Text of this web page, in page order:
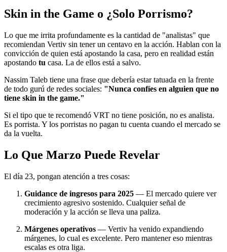
Skin in the Game o ¿Solo Porrismo?
Lo que me irrita profundamente es la cantidad de "analistas" que
recomiendan Vertiv sin tener un centavo en la acción. Hablan con la
convicción de quien está apostando la casa, pero en realidad están
apostando tu casa. La de ellos está a salvo.
Nassim Taleb tiene una frase que debería estar tatuada en la frente
de todo gurú de redes sociales: "Nunca confíes en alguien que no
tiene skin in the game."
Si el tipo que te recomendó VRT no tiene posición, no es analista.
Es porrista. Y los porristas no pagan tu cuenta cuando el mercado se
da la vuelta.
Lo Que Marzo Puede Revelar
El día 23, pongan atención a tres cosas:
Guidance de ingresos para 2025 — El mercado quiere ver
crecimiento agresivo sostenido. Cualquier señal de
moderación y la acción se lleva una paliza.
Márgenes operativos — Vertiv ha venido expandiendo
márgenes, lo cual es excelente. Pero mantener eso mientras
escalas es otra liga.